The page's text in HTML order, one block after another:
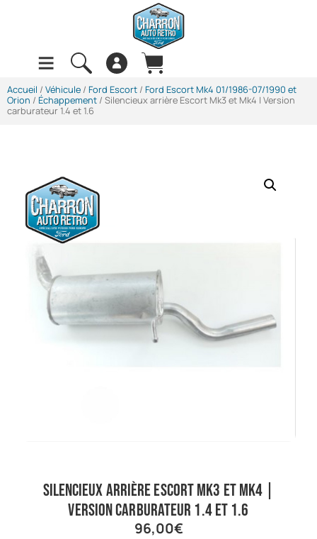
Accueil / Véhicule / Ford Escort / Ford Escort Mk4 01/1986-07/1990 et
Orion / Échappement / Silencieux arrière Escort Mk3 et Mk4 | Version
carburateur 1.4 et 1.6
Silencieux arrière Escort Mk3 et Mk4 |
Version carburateur 1.4 et 1.6
96,00€